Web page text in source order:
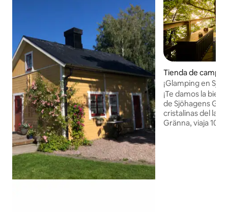
Tienda de campo
¡Glamping en
Gränna!
¡Te damos la
de Sjöhagens
cristalinas del lago
Gränna, viaja 10